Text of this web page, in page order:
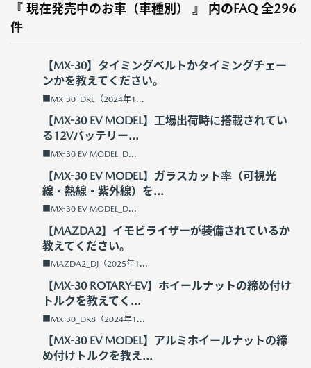
『 現在発売中のお車（車種別） 』 内のFAQ 全296
件
【MX-30】タイミングベルトかタイミングチェー
ンかを教えてください。
■MX-30_DRE（2024年1...
【MX-30 EV MODEL】工場出荷時に搭載されてい
る12Vバッテリー...
■MX-30 EV MODEL_D...
【MX-30 EV MODEL】ガラスカット率（可視光
線・熱線・紫外線）を...
■MX-30 EV MODEL_D...
【MAZDA2】イモビライザーが装備されているか
教えてください。
■MAZDA2_DJ（2025年1...
【MX-30 ROTARY-EV】ホイールナットの締め付け
トルクを教えてく...
■MX-30_DR8（2024年1...
【MX-30 EV MODEL】アルミホイールナットの締
め付けトルクを教え...